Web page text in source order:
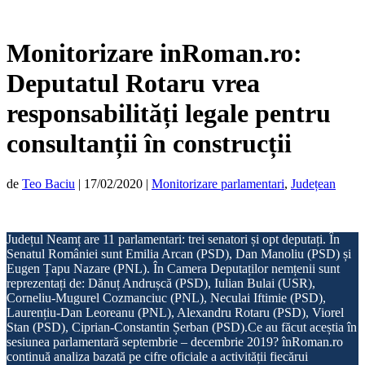
Monitorizare inRoman.ro:
Deputatul Rotaru vrea
responsabilități legale pentru
consultanții în construcții
de Teo Baciu | 17/02/2020 | Monitorizare parlamentari, Județean
Județul Neamț are 11 parlamentari: trei senatori și opt deputați. În
Senatul României sunt Emilia Arcan (PSD), Dan Manoliu (PSD) și
Eugen Țapu Nazare (PNL). În Camera Deputaților nemțenii sunt
reprezentați de: Dănuț Andrușcă (PSD), Iulian Bulai (USR),
Corneliu-Mugurel Cozmanciuc (PNL), Neculai Iftimie (PSD),
Laurențiu-Dan Leoreanu (PNL), Alexandru Rotaru (PSD), Viorel
Stan (PSD), Ciprian-Constantin Șerban (PSD).Ce au făcut aceștia în
sesiunea parlamentară septembrie – decembrie 2019? înRoman.ro
continuă analiza bazată pe cifre oficiale a activității fiecărui